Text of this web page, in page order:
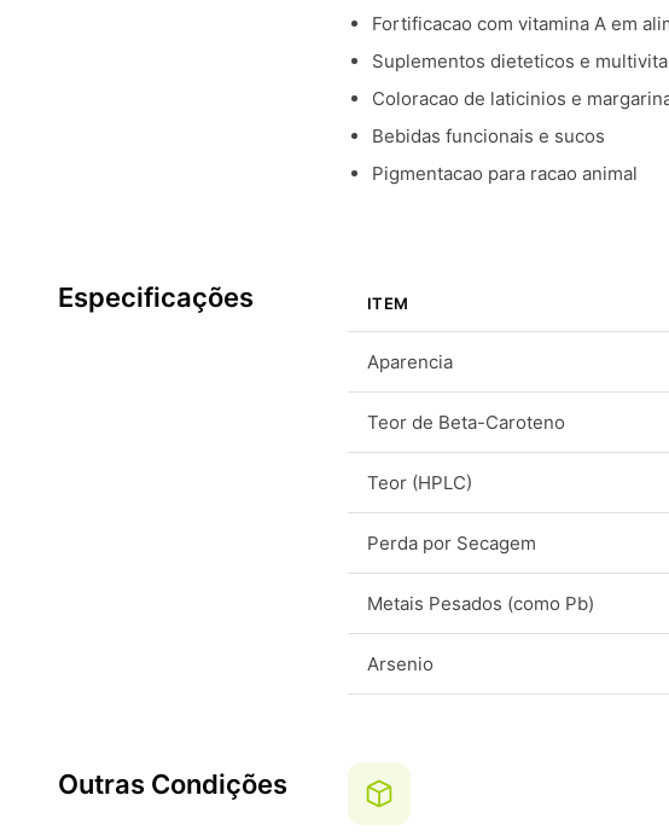
Fortificacao com vitamina A em
Suplementos dieteticos e
Coloracao de laticinios e
Bebidas funcionais e sucos
Pigmentacao para racao animal
Especificações ITEM
Aparencia
Teor de Beta-Caroteno
Teor (HPLC)
Perda por Secagem
Metais Pesados (como Pb)
Arsenio
Outras Condições